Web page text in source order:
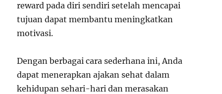
reward pada diri sendiri setelah mencapai
tujuan dapat membantu meningkatkan
motivasi.
Dengan berbagai cara sederhana ini, Anda
dapat menerapkan ajakan sehat dalam
kehidupan sehari-hari dan merasakan